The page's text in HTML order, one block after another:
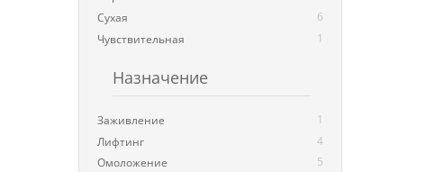
Сухая
6
Чувствительная
1
Назначение
Заживление
1
Лифтинг
4
Омоложение
5